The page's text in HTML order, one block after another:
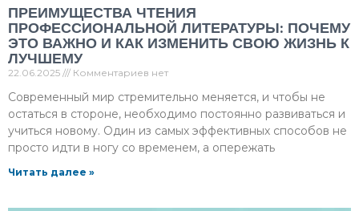
ПРЕИМУЩЕСТВА ЧТЕНИЯ
ПРОФЕССИОНАЛЬНОЙ ЛИТЕРАТУРЫ: ПОЧЕМУ
ЭТО ВАЖНО И КАК ИЗМЕНИТЬ СВОЮ ЖИЗНЬ К
ЛУЧШЕМУ
22.06.2025 Комментариев нет
Современный мир стремительно меняется, и чтобы не
остаться в стороне, необходимо постоянно развиваться и
учиться новому. Один из самых эффективных способов не
просто идти в ногу со временем, а опережать
Читать далее »